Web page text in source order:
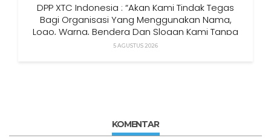
DPP XTC Indonesia : “Akan Kami Tindak Tegas
Bagi Organisasi Yang Menggunakan Nama,
Logo, Warna, Bendera Dan Slogan Kami Tanpa
Izin”
5 AGUSTUS 2026
KOMENTAR